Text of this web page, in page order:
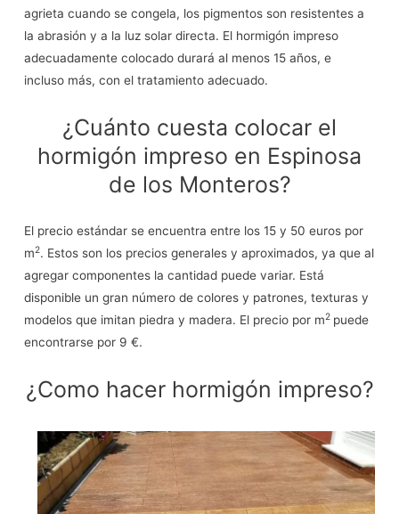
agrieta cuando se congela, los pigmentos son resistentes a
la abrasión y a la luz solar directa. El hormigón impreso
adecuadamente colocado durará al menos 15 años, e
incluso más, con el tratamiento adecuado.
¿Cuánto cuesta colocar el
hormigón impreso en Espinosa
de los Monteros?
El precio estándar se encuentra entre los 15 y 50 euros por
m2. Estos son los precios generales y aproximados, ya que al
agregar componentes la cantidad puede variar. Está
disponible un gran número de colores y patrones, texturas y
modelos que imitan piedra y madera. El precio por m2 puede
encontrarse por 9 €.
¿Como hacer hormigón impreso?